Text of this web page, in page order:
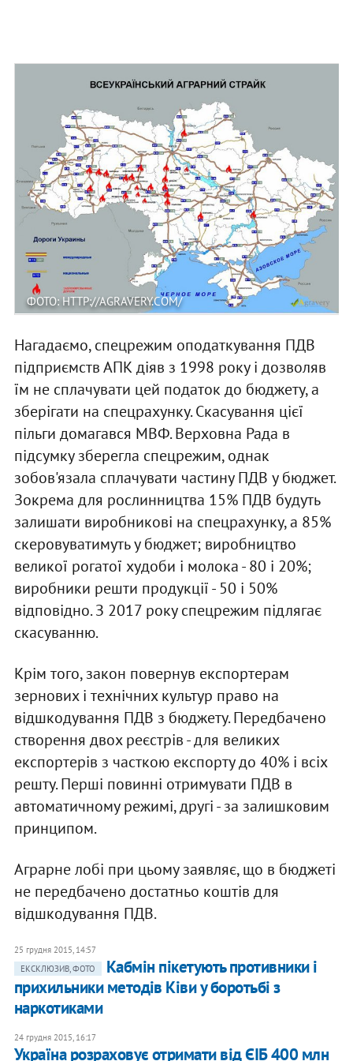
ФОТО: HTTP://AGRAVERY.COM/
Нагадаємо, спецрежим оподаткування ПДВ
підприємств АПК діяв з 1998 року і дозволяв
їм не сплачувати цей податок до бюджету, а
зберігати на спецрахунку. Скасування цієї
пільги домагався МВФ. Верховна Рада в
підсумку зберегла спецрежим, однак
зобов'язала сплачувати частину ПДВ у бюджет.
Зокрема для рослинництва 15% ПДВ будуть
залишати виробникові на спецрахунку, а 85%
скеровуватимуть у бюджет; виробництво
великої рогатої худоби і молока - 80 і 20%;
виробники решти продукції - 50 і 50%
відповідно. З 2017 року спецрежим підлягає
скасуванню.
Крім того, закон повернув експортерам
зернових і технічних культур право на
відшкодування ПДВ з бюджету. Передбачено
створення двох реєстрів - для великих
експортерів з часткою експорту до 40% і всіх
решту. Перші повинні отримувати ПДВ в
автоматичному режимі, другі - за залишковим
принципом.
Аграрне лобі при цьому заявляє, що в бюджеті
не передбачено достатньо коштів для
відшкодування ПДВ.
25 грудня 2015, 14:57
ЕКСКЛЮЗИВ, ФОТО
Кабмін пікетують противники і
прихильники методів Ківи у боротьбі з
наркотиками
24 грудня 2015, 16:17
Україна розраховує отримати від ЄІБ 400 млн